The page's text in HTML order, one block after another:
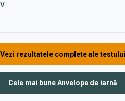
Vezi rezultatele complete ale testului
Cele mai bune Anvelope de iarnă